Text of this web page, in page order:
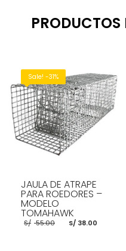
Sale! -31%
JAULA DE ATRAPE
PARA ROEDORES –
MODELO
TOMAHAWK
S/ 55.00 El
precio
S/ 38.00